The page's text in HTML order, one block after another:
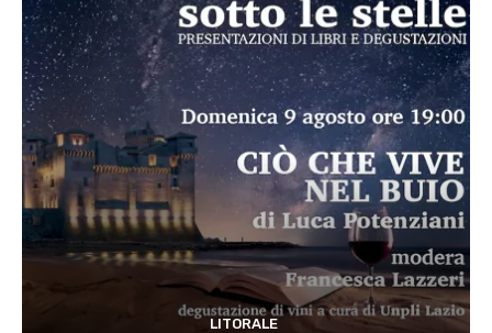
LITORALE